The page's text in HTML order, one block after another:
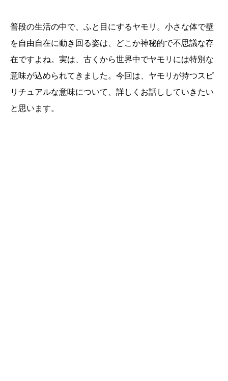
普段の生活の中で、ふと目にするヤモリ。小さな体で壁
を自由自在に動き回る姿は、どこか神秘的で不思議な存
在ですよね。実は、古くから世界中でヤモリには特別な
意味が込められてきました。今回は、ヤモリが持つスピ
リチュアルな意味について、詳しくお話ししていきたい
と思います。